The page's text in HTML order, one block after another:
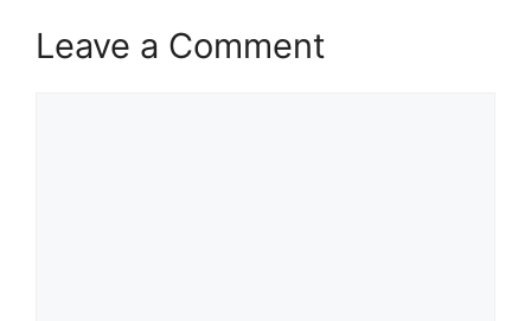
Leave a Comment